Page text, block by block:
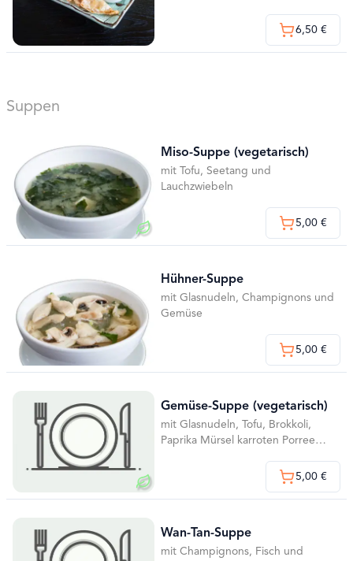
6,50 €
Suppen
Miso-Suppe (vegetarisch)
mit Tofu, Seetang und
Lauchzwiebeln
5,00 €
Hühner-Suppe
mit Glasnudeln, Champignons und
Gemüse
5,00 €
Gemüse-Suppe (vegetarisch)
mit Glasnudeln, Tofu, Brokkoli,
Paprika Mürsel karroten Porree
5,00 €
Wan-Tan-Suppe
mit Champignons, Fisch und